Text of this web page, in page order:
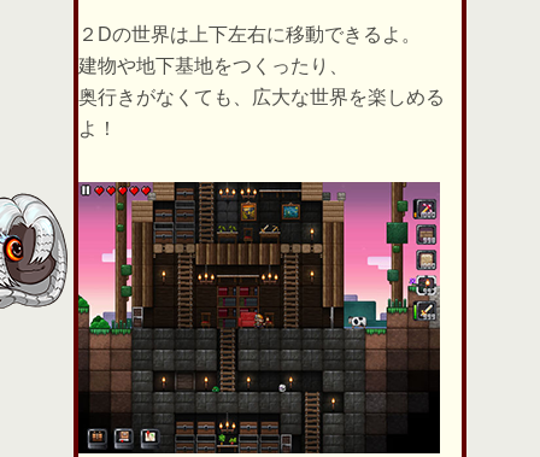
２Dの世界は上下左右に移動できるよ。
建物や地下基地をつくったり、
奥行きがなくても、広大な世界を楽しめる
よ！